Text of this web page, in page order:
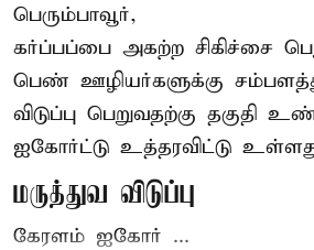
பெரும்பாவூர்,
கர்ப்பப்பை அகற்ற சிகிச்சை
பெண் ஊழியர்களுக்கு
விடுப்பு பெறுவதற்கு தகுதி
ஐகோர்ட்டு உத்தரவிட்டு
மருத்துவ விடுப்பு
கேரளம் ஐகோர் ...